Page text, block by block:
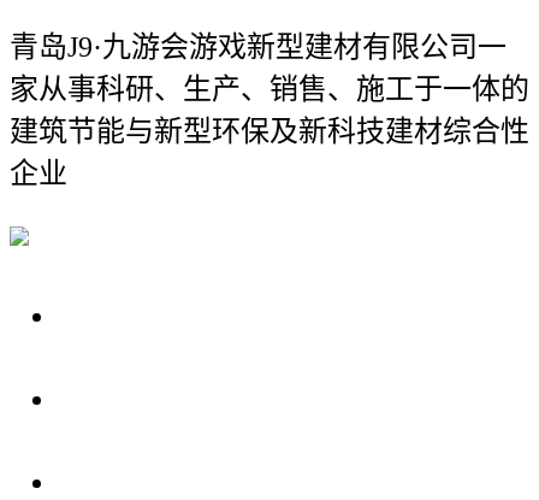
青岛J9·九游会游戏新型建材有限公司一
家从事科研、生产、销售、施工于一体的
建筑节能与新型环保及新科技建材综合性
企业